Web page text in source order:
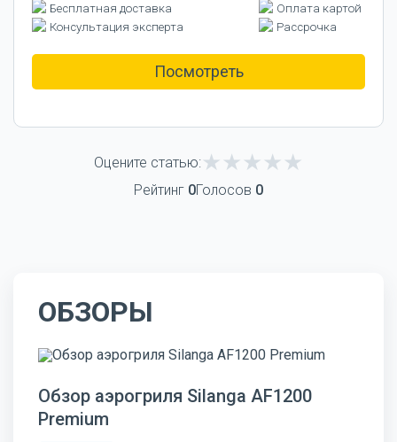
Бесплатная доставка
Оплата картой
Консультация эксперта
Рассрочка
Посмотреть
Оцените статью:
Рейтинг 0Голосов 0
ОБЗОРЫ
Обзор аэрогриля Silanga AF1200
Premium